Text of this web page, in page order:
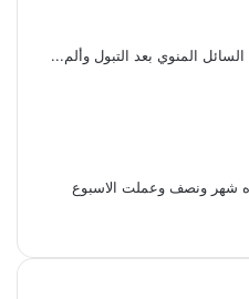
المنوي بعد التبول وألم...
شهر ونصف وعملت الاسبوع